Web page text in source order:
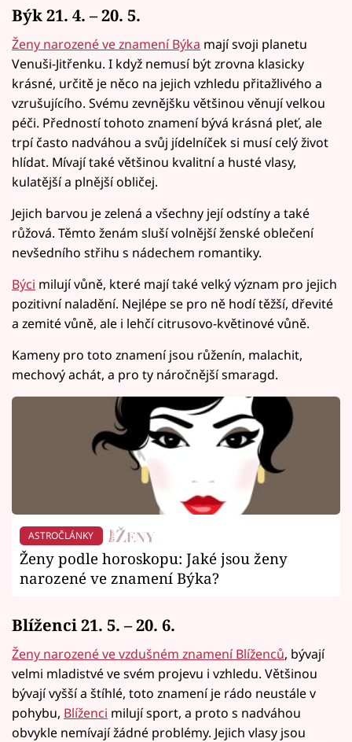
Býk 21. 4. – 20. 5.
Ženy narozené ve znamení Býka mají svoji planetu
Venuši-Jitřenku. I když nemusí být zrovna klasicky
krásné, určitě je něco na jejich vzhledu přitažlivého a
vzrušujícího. Svému zevnějšku většinou věnují velkou
péči. Předností tohoto znamení bývá krásná pleť, ale
trpí často nadváhou a svůj jídelníček si musí celý život
hlídat. Mívají také většinou kvalitní a husté vlasy,
kulatější a plnější obličej.
Jejich barvou je zelená a všechny její odstíny a také
růžová. Těmto ženám sluší volnější ženské oblečení
nevšedního střihu s nádechem romantiky.
Býci milují vůně, které mají také velký význam pro jejich
pozitivní naladění. Nejlépe se pro ně hodí těžší, dřevité
a zemité vůně, ale i lehčí citrusovo-květinové vůně.
Kameny pro toto znamení jsou růženín, malachit,
mechový achát, a pro ty náročnější smaragd.
ASTROČLÁNKY
Ženy podle horoskopu: Jaké jsou ženy
narozené ve znamení Býka?
Blíženci 21. 5. – 20. 6.
Ženy narozené ve vzdušném znamení Blíženců, bývají
velmi mladistvé ve svém projevu i vzhledu. Většinou
bývají vyšší a štíhlé, toto znamení je rádo neustále v
pohybu, Blíženci milují sport, a proto s nadváhou
obvykle nemívají žádné problémy. Jejich vlasy jsou